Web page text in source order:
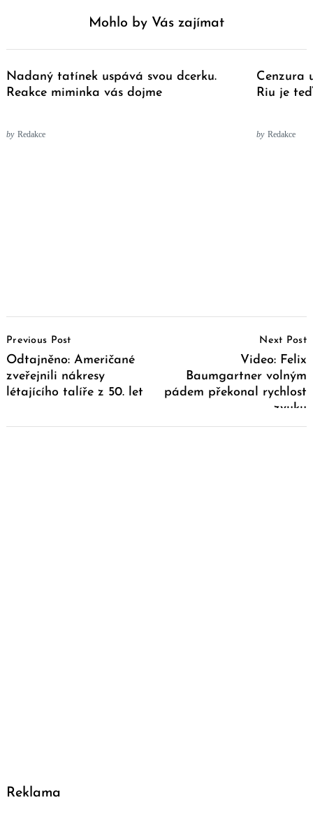
Mohlo by Vás zajímat
Nadaný tatínek uspává svou dcerku.
Reakce miminka vás dojme
by Redakce
Cenzura
Riu je
by Redakce
Navigation
Previous Post
Odtajněno: Američané
zveřejnili nákresy
létajícího talíře z 50. let
Next Post
Video: Felix
Baumgartner volným
pádem překonal rychlost
zvuku
Reklama